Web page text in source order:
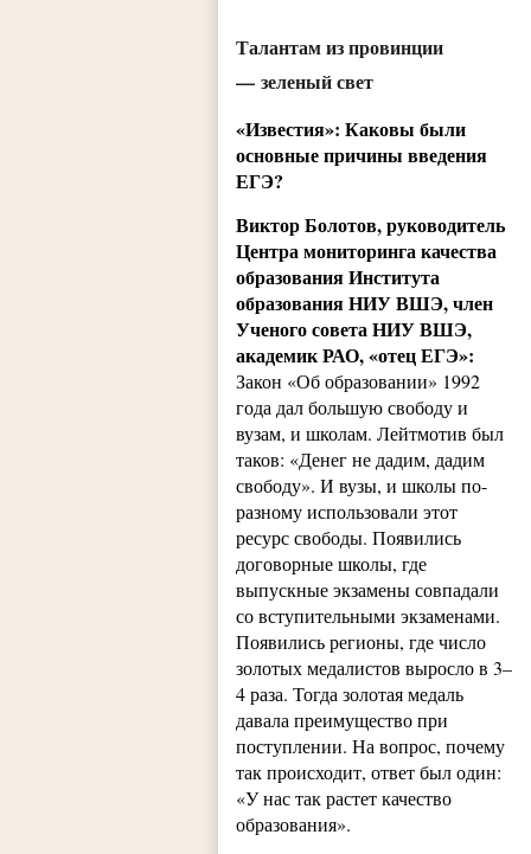
Талантам из провинции
— зеленый свет
«Известия»: Каковы были
основные причины введения
ЕГЭ?
Виктор Болотов, руководитель
Центра мониторинга качества
образования Института
образования НИУ ВШЭ, член
Ученого совета НИУ ВШЭ,
академик РАО, «отец ЕГЭ»:
Закон «Об образовании» 1992
года дал большую свободу и
вузам, и школам. Лейтмотив был
таков: «Денег не дадим, дадим
свободу». И вузы, и школы по-
разному использовали этот
ресурс свободы. Появились
договорные школы, где
выпускные экзамены совпадали
со вступительными экзаменами.
Появились регионы, где число
золотых медалистов выросло в 3–
4 раза. Тогда золотая медаль
давала преимущество при
поступлении. На вопрос, почему
так происходит, ответ был один:
«У нас так растет качество
образования».